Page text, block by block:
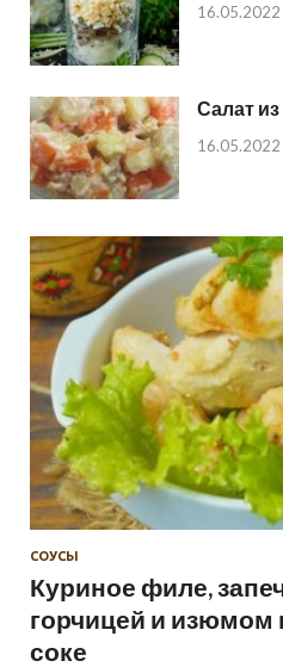
16.05.2022
Салат
16.05.2022
СОУСЫ
Куриное филе,
горчицей и изюмом
соке